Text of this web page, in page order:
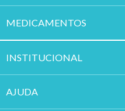
MEDICAMENTOS
INSTITUCIONAL
AJUDA